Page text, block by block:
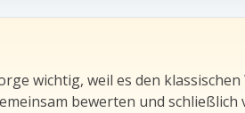
wichtig, weil es den
bewerten und